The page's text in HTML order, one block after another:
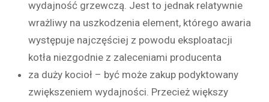
wydajność grzewczą. Jest to jednak relatywnie
wrażliwy na uszkodzenia element, którego awaria
występuje najczęściej z powodu eksploatacji
kotła niezgodnie z zaleceniami producenta
za duży kocioł – być może zakup podyktowany
zwiększeniem wydajności. Przecież większy